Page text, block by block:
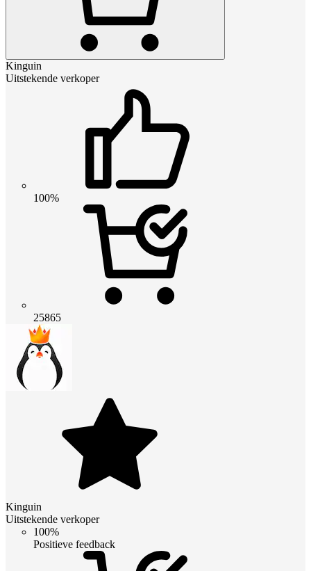
Kinguin
Uitstekende verkoper
100%
25865
Kinguin
Uitstekende verkoper
100%
Positieve feedback